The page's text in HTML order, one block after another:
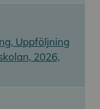
Uppföljning
2026,